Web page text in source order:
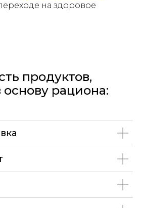
на здоровое
продуктов,
рациона: